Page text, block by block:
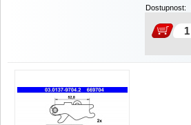
Dostupnost: